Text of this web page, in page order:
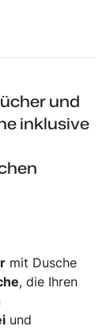
und
inklusive
mit Dusche
, die Ihren
und